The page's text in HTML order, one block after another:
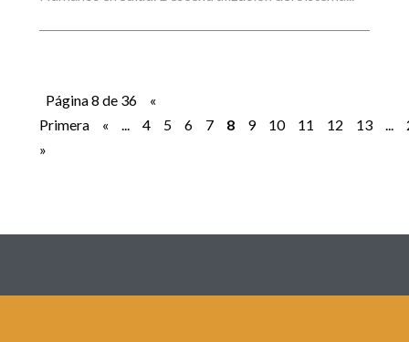
Página 8 de 36
«
Primera
« ... 4 5 6 7 8 9 10 11 12 13 ...
»